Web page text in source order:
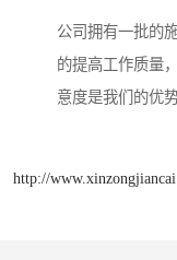
公司拥有一批的
的提高工作质量
意度是我们的优
http://